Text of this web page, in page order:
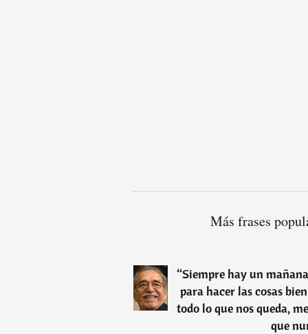
Más frases
“Siempre hay un
para hacer las cosas
todo lo que nos queda,
que